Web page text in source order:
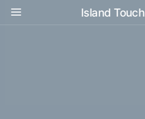
Island Touch